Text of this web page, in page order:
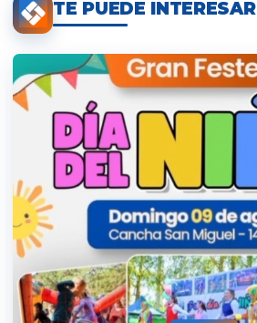
TE PUEDE INTERESAR